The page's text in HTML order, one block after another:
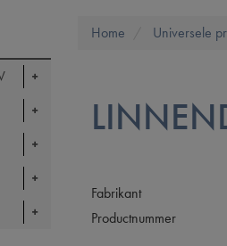
Home Universele
Fabrikant
Productnummer